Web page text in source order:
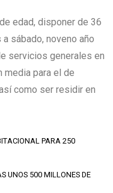
edad, disponer de 36
sábado, noveno año
servicios generales en
media para el de
como ser residir en
PARA 250
UNOS 500 MILLONES DE